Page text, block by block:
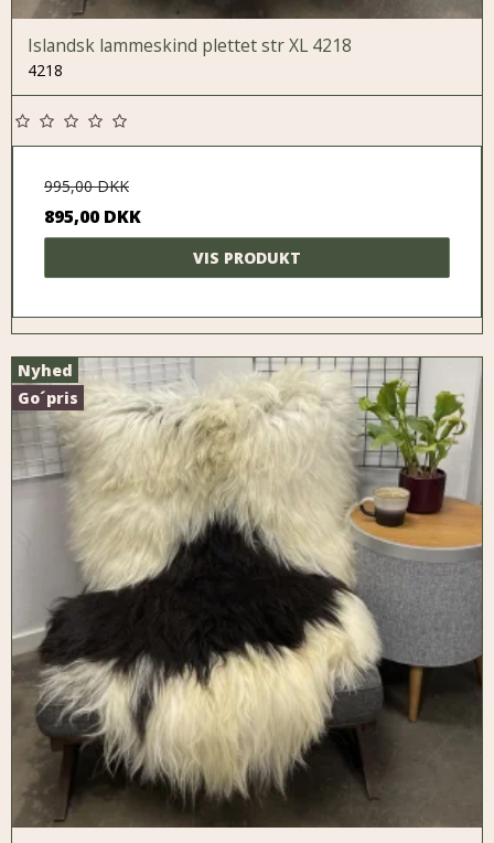
Islandsk lammeskind plettet str XL 4218
4218
995,00 DKK
895,00 DKK
VIS PRODUKT
Nyhed
Go´pris